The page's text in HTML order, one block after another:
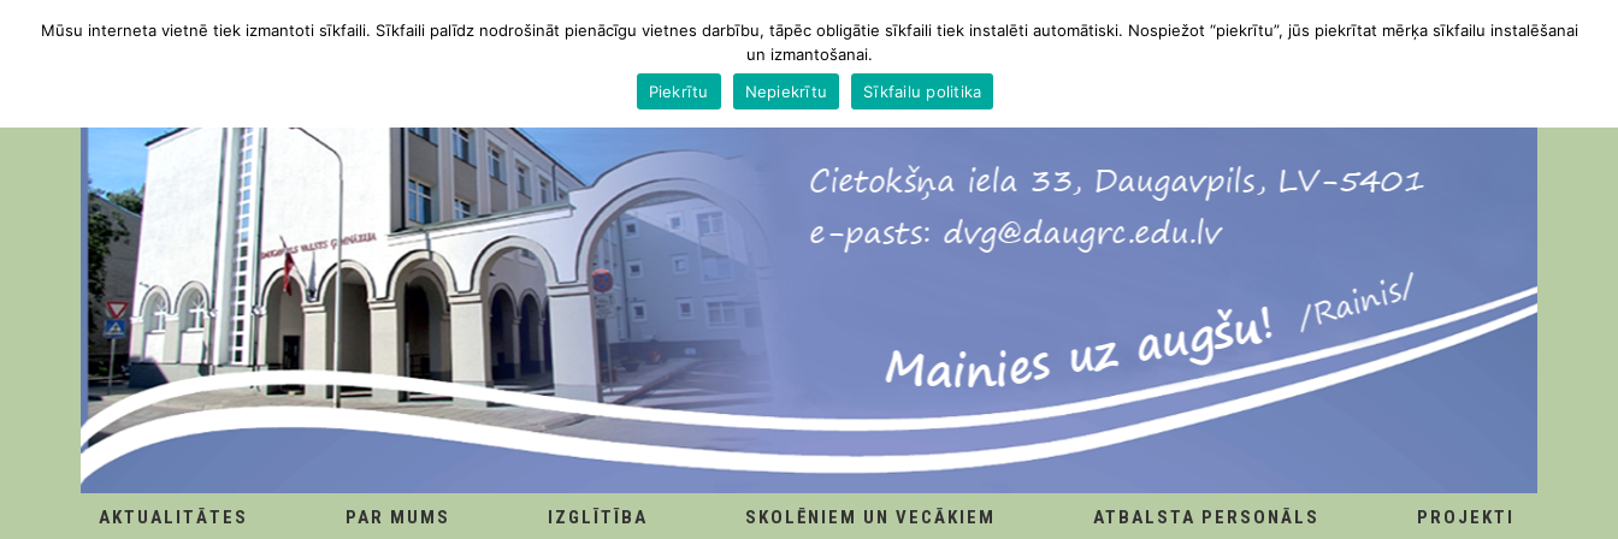
AKTUALITĀTES PAR MUMS IZGLĪTĪBA SKOLĒNIEM UN VECĀKIEM ATBALSTA PERSONĀLS
PROJEKTI
Mūsu interneta vietnē tiek izmantoti sīkfaili. Sīkfaili palīdz nodrošināt pienācīgu vietnes darbību, tāpēc obligātie sīkfaili tiek instalēti automātiski. Nospiežot “piekrītu”, jūs piekrītat mērķa sīkfailu instalēšanai
un izmantošanai.
Piekrītu
Nepiekrītu Sīkfailu politika